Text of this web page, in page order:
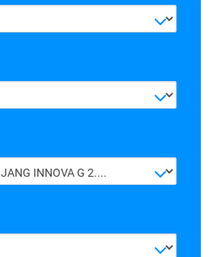
TOYOTA ALL NEW KIJANG INNOVA G 2.4 A/T DIESEL